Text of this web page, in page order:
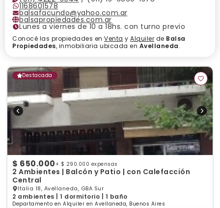
1168601578
balsafacundo@yahoo.com.ar
balsapropiedades.com.ar
Lunes a viernes de 10 a 18hs. con turno previo
Conocé las propiedades en Venta y Alquiler de Balsa
Propiedades, inmobiliaria ubicada en Avellaneda.
Destacada
$ 650.000 + $ 290.000 expensas
2 Ambientes | Balcón y Patio | con Calefacción
Central
Italia 18, Avellaneda, GBA Sur
2 ambientes | 1 dormitorio | 1 baño
Departamento en Alquiler en Avellaneda, Buenos Aires